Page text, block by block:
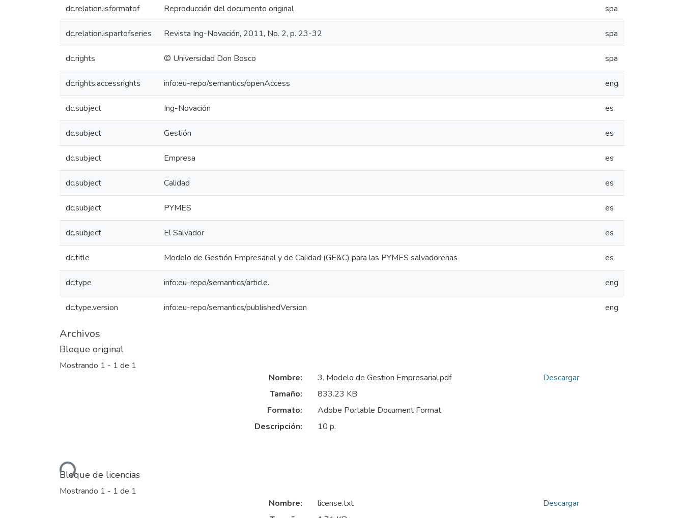
dc.relation.isformatof Reproducción del documento original spa
dc.relation.ispartofseries Revista Ing-Novación, 2011, No. 2, p. 23-32 spa
dc.rights © Universidad Don Bosco spa
dc.rights.accessrights info:eu-repo/semantics/openAccess eng
dc.subject Ing-Novación es
dc.subject Gestión es
dc.subject Empresa es
dc.subject Calidad es
dc.subject PYMES es
dc.subject El Salvador es
dc.title Modelo de Gestión Empresarial y de Calidad (GE&C) para las PYMES salvadoreñas es
dc.type info:eu-repo/semantics/article. eng
dc.type.version info:eu-repo/semantics/publishedVersion eng
Archivos
Bloque original
Mostrando 1 - 1 de 1
Cargando...
Nombre:
3. Modelo de Gestion Empresarial.pdf
Tamaño:
833.23 KB
Formato:
Adobe Portable Document Format
Descripción:
10 p.
Descargar
Bloque de licencias
Mostrando 1 - 1 de 1
Nombre:
license.txt
Descargar